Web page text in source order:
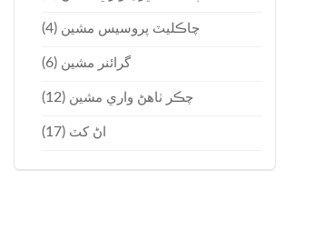
چاڪليٽ پروسيس مشين (4)
گرائنر مشين (6)
چڪر ٺاهڻ واري مشين (12)
اڻ کٽ (17)